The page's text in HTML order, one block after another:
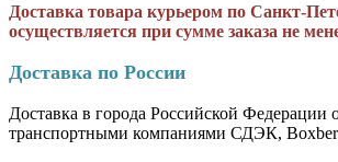
Доставка товара курьером по Санкт-
осуществляется при сумме заказа не
Доставка по России
Доставка в города Российской Федерации
транспортными компаниями СДЭК,